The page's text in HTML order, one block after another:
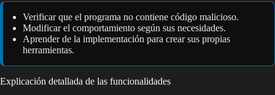
Verificar que el programa no contiene código malicioso.
Modificar el comportamiento según sus necesidades.
Aprender de la implementación para crear sus propias
herramientas.
Explicación detallada de las funcionalidades